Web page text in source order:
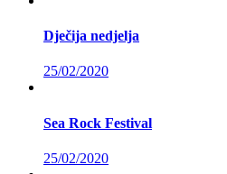
Dječija nedjelja
25/02/2020
Sea Rock Festival
25/02/2020